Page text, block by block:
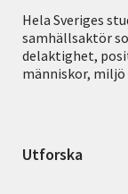
Hela Sveriges
samhällsaktör
delaktighet,
människor, miljö
Utforska